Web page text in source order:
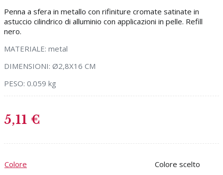
Penna a sfera in metallo con rifiniture cromate satinate in
astuccio cilindrico di alluminio con applicazioni in pelle. Refill
nero.
MATERIALE: metal
DIMENSIONI: Ø2,8X16 CM
PESO: 0.059 kg
5,11 €
Colore Colore